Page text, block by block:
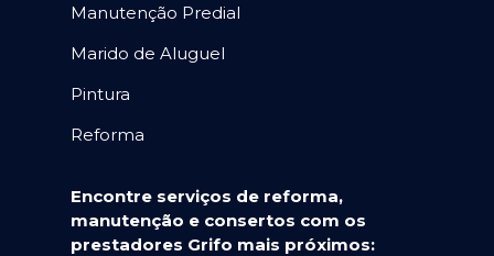
Manutenção Predial
Marido de Aluguel
Pintura
Reforma
Encontre serviços de reforma,
manutenção e consertos com os
prestadores Grifo mais próximos: